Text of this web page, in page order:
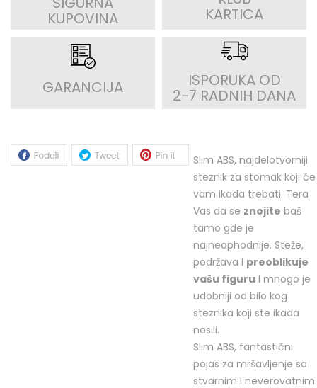
KUPOVINA KARTICA
GARANCIJA ISPORUKA OD
2-7 RADNIH DANA
Slim ABS, najdelotvorniji
steznik za stomak koji će
vam ikada trebati. Tera
Vas da se znojite baš
tamo gde je
najneophodnije. Steže,
podržava I preoblikuje
vašu figuru I mnogo je
udobniji od bilo kog
steznika koji ste ikada
nosili.
Slim ABS, fantastični
pojas za mršavljenje sa
stvarnim I neverovatnim